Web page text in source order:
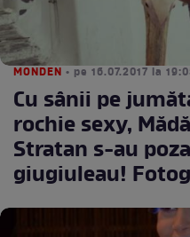
MONDEN • pe 16.07.2017 la
Cu sânii pe
rochie sexy,
Stratan s-au
giugiuleau!